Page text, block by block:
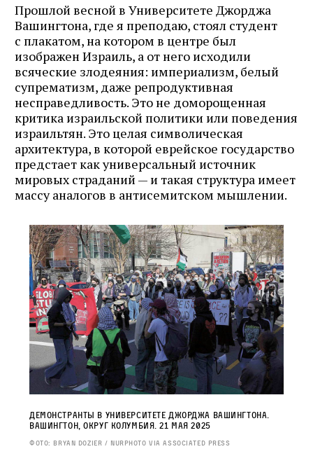
Прошлой весной в Университете Джорджа
Вашингтона, где я преподаю, стоял студент
с плакатом, на котором в центре был
изображен Израиль, а от него исходили
всяческие злодеяния: империализм, белый
супрематизм, даже репродуктивная
несправедливость. Это не доморощенная
критика израильской политики или поведения
израильтян. Это целая символическая
архитектура, в которой еврейское государство
предстает как универсальный источник
мировых страданий — и такая структура имеет
массу аналогов в антисемитском мышлении.
Демонстранты в Университете Джорджа Вашингтона.
Вашингтон, округ Колумбия. 21 мая 2025
Фото: Bryan Dozier / NurPhoto via Associated Press